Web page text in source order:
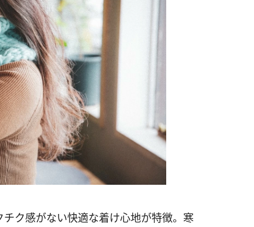
ク感がない快適な着け心地が特徴。寒